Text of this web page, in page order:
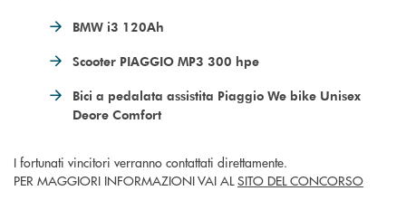
BMW i3 120Ah
Scooter PIAGGIO MP3 300 hpe
Bici a pedalata assistita Piaggio We bike Unisex
Deore Comfort
I fortunati vincitori verranno contattati direttamente.
PER MAGGIORI INFORMAZIONI VAI AL SITO DEL CONCORSO